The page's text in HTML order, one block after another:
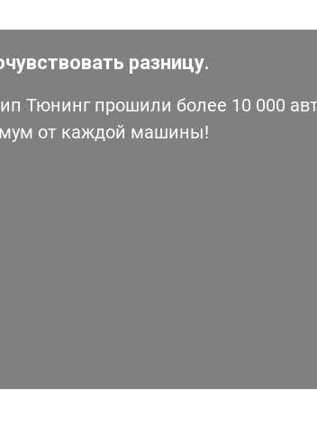
разницу.
Тюнинг прошили более 10 000
от каждой машины!